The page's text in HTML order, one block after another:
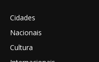
Cidades
Nacionais
Cultura